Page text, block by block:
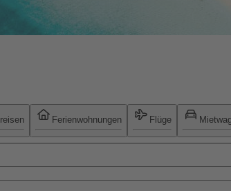
Ferienwohnungen Flüge